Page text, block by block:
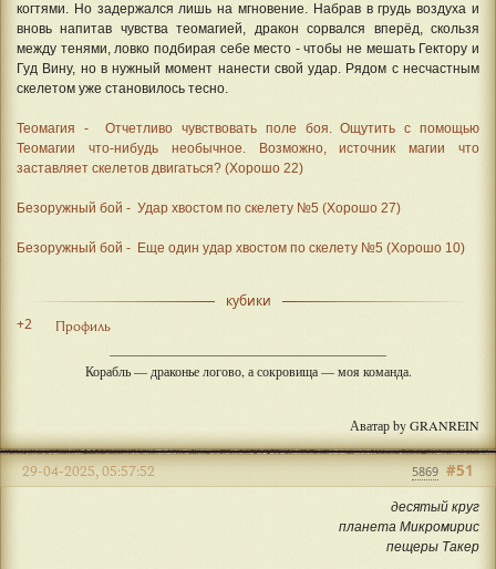
когтями. Но задержался лишь на мгновение. Набрав в грудь воздуха и
вновь напитав чувства теомагией, дракон сорвался вперёд, скользя
между тенями, ловко подбирая себе место - чтобы не мешать Гектору и
Гуд Вину, но в нужный момент нанести свой удар. Рядом с несчастным
скелетом уже становилось тесно.
Теомагия - Отчетливо чувствовать поле боя. Ощутить с помощью
Теомагии что-нибудь необычное. Возможно, источник магии что
заставляет скелетов двигаться? (Хорошо 22)
Безоружный бой - Удар хвостом по скелету №5 (Хорошо 27)
Безоружный бой - Еще один удар хвостом по скелету №5 (Хорошо 10)
кубики
+2
Профиль
Корабль — драконье логово, а сокровища — моя команда.
Аватар by GRANREIN
#51
29-04-2025, 05:57:52 5869
десятый круг
планета Микромирис
пещеры Такер